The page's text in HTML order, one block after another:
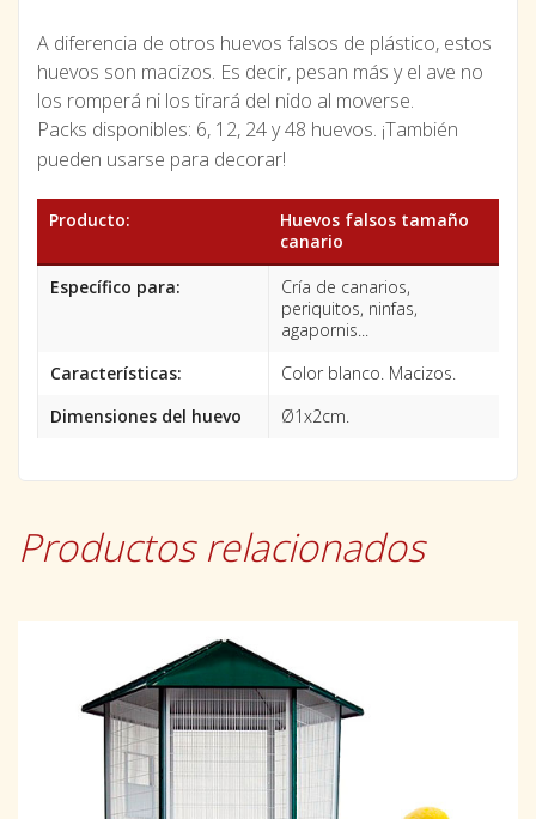
A diferencia de otros huevos falsos de plástico, estos
huevos son macizos. Es decir, pesan más y el ave no
los romperá ni los tirará del nido al moverse.
Packs disponibles: 6, 12, 24 y 48 huevos. ¡También
pueden usarse para decorar!
Producto:
Huevos falsos tamaño
canario
Específico para:
Cría de canarios,
periquitos, ninfas,
agapornis...
Características:
Color blanco. Macizos.
Dimensiones del huevo
Ø1x2cm.
Productos relacionados